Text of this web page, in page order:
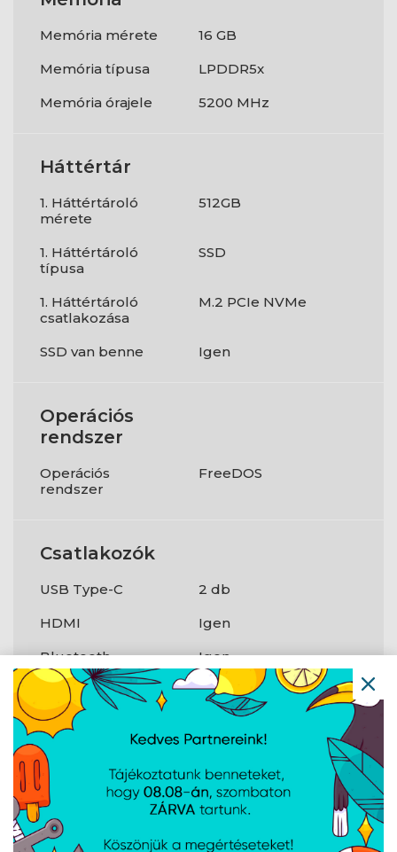
Memória mérete
16 GB
Memória típusa
LPDDR5x
Memória órajele
5200 MHz
Háttértár
1. Háttértároló
mérete
512GB
1. Háttértároló
típusa
SSD
1. Háttértároló
csatlakozása
M.2 PCIe NVMe
SSD van benne Igen
Operációs
rendszer
Operációs
rendszer
FreeDOS
Csatlakozók
USB Type-C
2 db
HDMI
Igen
Bluetooth
Igen
Megbízható
platform modul
(TPM)
Igen
Webkamera
Egyéb